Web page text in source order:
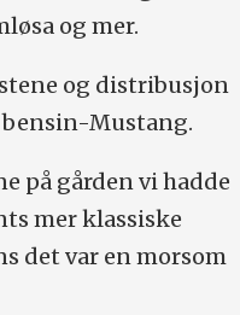
og mer.
og distribusjon
Mustang.
på gården vi hadde
mer klassiske
det var en morsom